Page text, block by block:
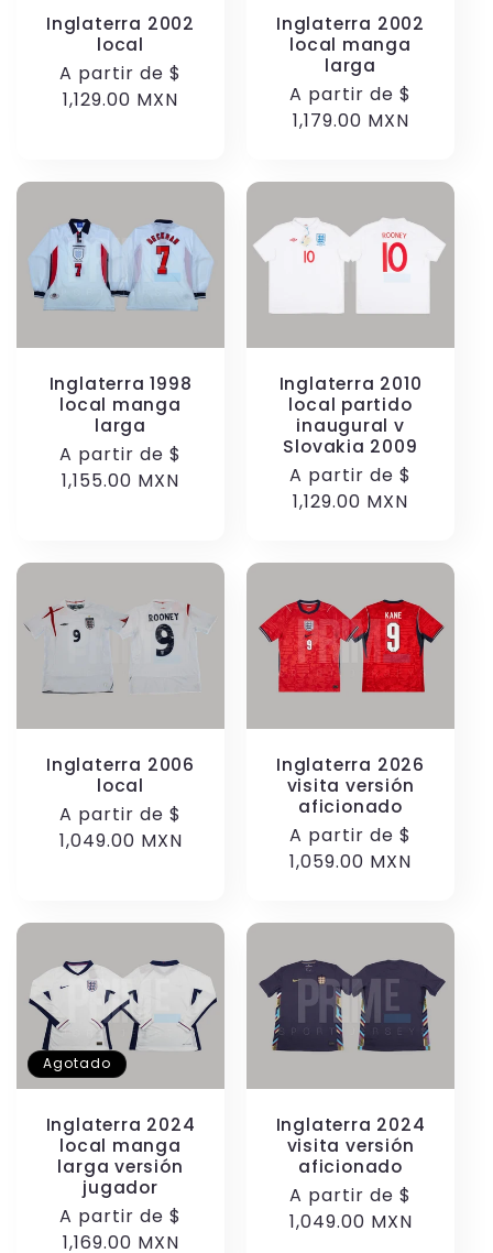
Inglaterra 2002
local
Precio
habitual
A partir de $
1,129.00 MXN
Inglaterra 2002
local manga
larga
Precio
habitual
A partir de $
1,179.00 MXN
Inglaterra 1998
local manga
larga
Precio
habitual
A partir de $
1,155.00 MXN
Inglaterra 2010
local partido
inaugural v
Slovakia 2009
Precio
habitual
A partir de $
1,129.00 MXN
Inglaterra 2006
local
Precio
habitual
A partir de $
1,049.00 MXN
Inglaterra 2026
visita versión
aficionado
Precio
habitual
A partir de $
1,059.00 MXN
Agotado
Inglaterra 2024
local manga
larga versión
jugador
Precio
habitual
A partir de $
1,169.00 MXN
Inglaterra 2024
visita versión
aficionado
Precio
habitual
A partir de $
1,049.00 MXN